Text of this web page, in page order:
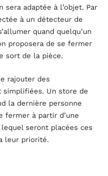
sera adaptée à l’objet. Par
à un détecteur de
quand quelqu’un
proposera de se fermer
sort de la pièce.
rajouter des
simplifiées. Un store de
la dernière personne
fermer à partir d’une
lequel seront placées ces
leur priorité.